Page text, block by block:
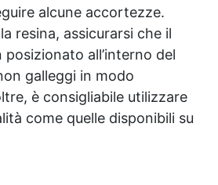
alcune accortezze.
resina, assicurarsi che il
posizionato all’interno del
galleggi in modo
è consigliabile utilizzare
come quelle disponibili su